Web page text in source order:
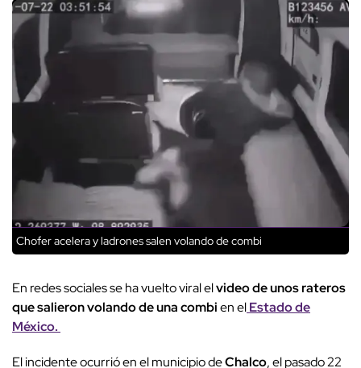
Chofer acelera y ladrones salen volando de combi
En redes sociales se ha vuelto viral elvideo de unos rateros
que salieron volando de una combien elEstado de
México.
El incidente ocurrió en el municipio deChalco, el pasado 22